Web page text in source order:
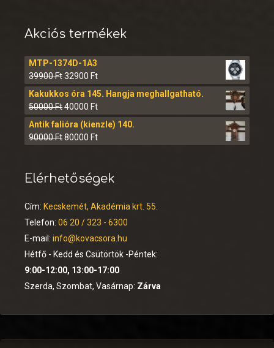
Akciós termékek
MTP-1374D-1A3
39900Ft32900 Ft
Kakukkos óra 145. Hangja meghallgatható.
50000Ft40000 Ft
Antik falióra (kienzle) 140.
90000Ft80000 Ft
Elérhetőségek
Cím: Kecskemét, Akadémia krt. 55.
Telefon: 06 20 / 323 - 6300
E-mail: info@kovacsora.hu
Hétfő - Kedd és Csütörtök -Péntek:
9:00-12:00, 13:00-17:00
Szerda, Szombat, Vasárnap: Zárva